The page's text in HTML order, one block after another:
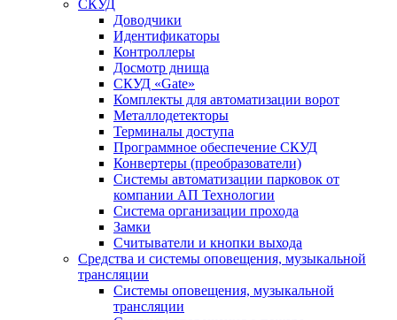
СКУД
Доводчики
Идентификаторы
Контроллеры
Досмотр днища
СКУД «Gate»
Комплекты для автоматизации ворот
Металлодетекторы
Терминалы доступа
Программное обеспечение СКУД
Конвертеры (преобразователи)
Системы автоматизации парковок от
компании АП Технологии
Система организации прохода
Замки
Считыватели и кнопки выхода
Средства и системы оповещения, музыкальной
трансляции
Системы оповещения, музыкальной
трансляции